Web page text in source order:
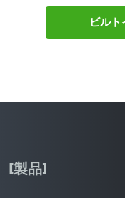
ビルト
[製品]